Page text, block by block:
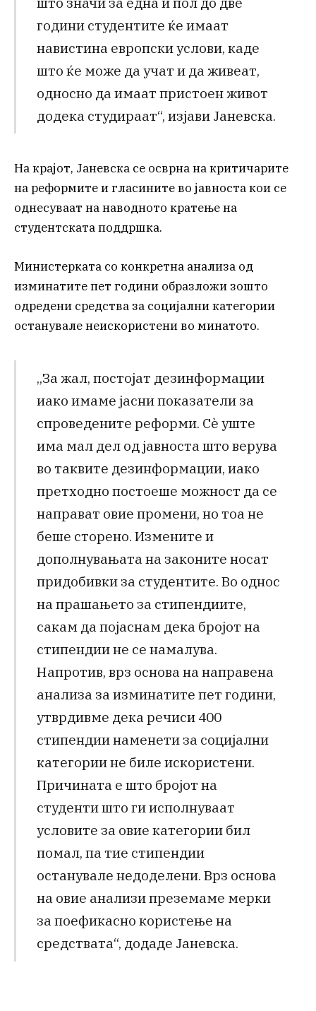
години студентите ќе имаат
навистина европски услови, каде
што ќе може да учат и да живеат,
односно да имаат пристоен живот
додека студираат“, изјави Јаневска.
На крајот, Јаневска се осврна на критичарите
на реформите и гласините во јавноста кои се
однесуваат на наводното кратење на
студентската поддршка.
Министерката со конкретна анализа од
изминатите пет години образложи зошто
одредени средства за социјални категории
останувале неискористени во минатото.
„За жал, постојат дезинформации
иако имаме јасни показатели за
спроведените реформи. Сè уште
има мал дел од јавноста што верува
во таквите дезинформации, иако
претходно постоеше можност да се
направат овие промени, но тоа не
беше сторено. Измените и
дополнувањата на законите носат
придобивки за студентите. Во однос
на прашањето за стипендиите,
сакам да појаснам дека бројот на
стипендии не се намалува.
Напротив, врз основа на направена
анализа за изминатите пет години,
утврдивме дека речиси 400
стипендии наменети за социјални
категории не биле искористени.
Причината е што бројот на
студенти што ги исполнуваат
условите за овие категории бил
помал, па тие стипендии
останувале недоделени. Врз основа
на овие анализи преземаме мерки
за поефикасно користење на
средствата“, додаде Јаневска.